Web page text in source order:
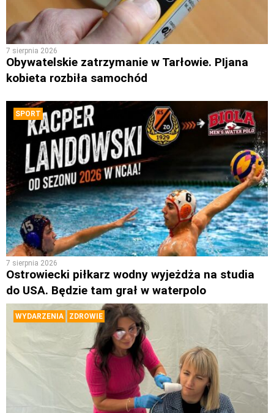
7 sierpnia 2026
Obywatelskie zatrzymanie w Tarłowie. PIjana
kobieta rozbiła samochód
SPORT
7 sierpnia 2026
Ostrowiecki piłkarz wodny wyjeżdża na studia
do USA. Będzie tam grał w waterpolo
WYDARZENIA ZDROWIE